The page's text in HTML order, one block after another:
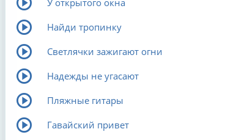
У открытого окна
Найди тропинку
Светлячки зажигают огни
Надежды не угасают
Пляжные гитары
Гавайский привет